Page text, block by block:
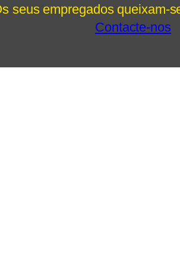
seus empregados queixam-
Contacte-nos